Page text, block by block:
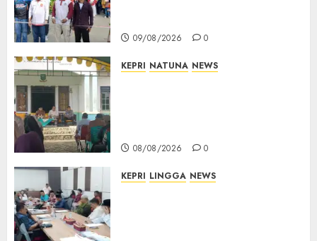
09/08/2026 0
KEPRI NATUNA NEWS
08/08/2026 0
KEPRI LINGGA NEWS